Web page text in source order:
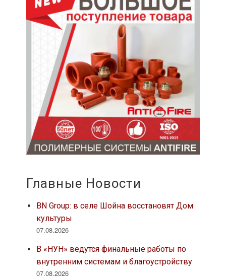
Главные Новости
BN Group: в селе Шойна восстановят Дом
культуры
07.08.2026
В «НУН» ведутся финальные работы по
внутренним системам и благоустройству
07.08.2026